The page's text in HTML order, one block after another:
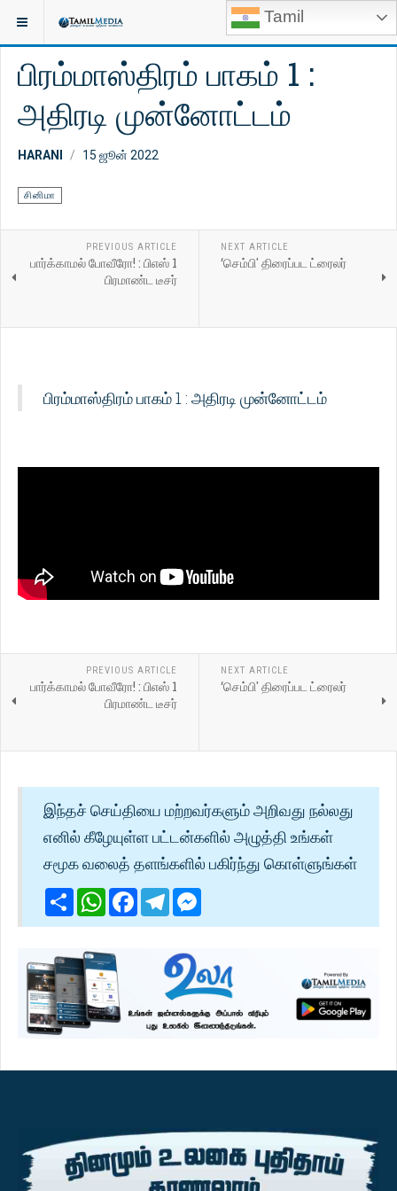
Tamil
இருக்குமிடம்: காணொளி
பிரம்மாஸ்திரம் பாகம் 1 :
அதிரடி முன்னோட்டம்
HARANI 15 ஜூன் 2022
சினிமா
PREVIOUS ARTICLE
பார்க்காமல் போவீரோ! : பிஎஸ் 1
பிரமாண்ட டீசர்
NEXT ARTICLE
‘செம்பி' திரைப்பட ட்ரைலர்
பிரம்மாஸ்திரம் பாகம் 1 : அதிரடி முன்னோட்டம்
PREVIOUS ARTICLE
பார்க்காமல் போவீரோ! : பிஎஸ் 1
பிரமாண்ட டீசர்
NEXT ARTICLE
‘செம்பி' திரைப்பட ட்ரைலர்
இந்தச் செய்தியை மற்றவர்களும் அறிவது நல்லது
எனில் கீழேயுள்ள பட்டன்களில் அழுத்தி உங்கள்
சமூக வலைத் தளங்களில் பகிர்ந்து கொள்ளுங்கள்
ShareWhatsApp
Facebook
Telegram